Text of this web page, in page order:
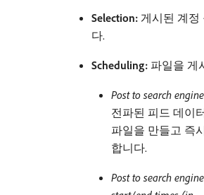
Selection: 게시된 계정
다.
Scheduling: 파일을 게
Post to search
전파된 피드 데이
파일을 만들고 즉
합니다.
Post to search